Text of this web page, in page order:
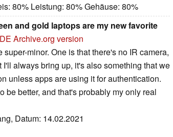
80% Leistung: 80% Gehäuse: 80%
and gold laptops are my new favorite
Archive.org version
minor. One is that there's no IR camera,
always bring up, it's also something that we
unless apps are using it for authentication.
be better, and that's probably my only real
Datum: 14.02.2021